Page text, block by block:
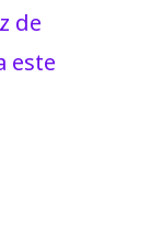
de
este